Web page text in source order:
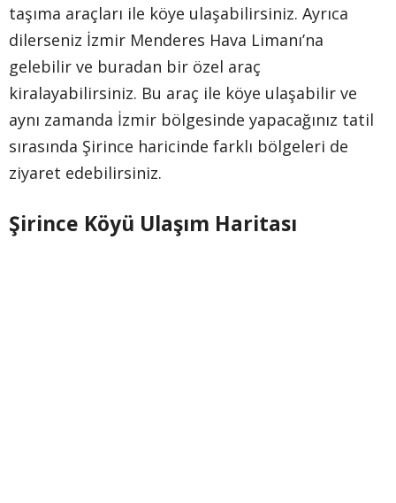
taşıma araçları ile köye ulaşabilirsiniz. Ayrıca
dilerseniz İzmir Menderes Hava Limanı’na
gelebilir ve buradan bir özel araç
kiralayabilirsiniz. Bu araç ile köye ulaşabilir ve
aynı zamanda İzmir bölgesinde yapacağınız tatil
sırasında Şirince haricinde farklı bölgeleri de
ziyaret edebilirsiniz.
Şirince Köyü Ulaşım Haritası